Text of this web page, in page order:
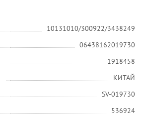
10131010/300922/3438249
06438162019730
1918458
КИТАЙ
SV-019730
536924